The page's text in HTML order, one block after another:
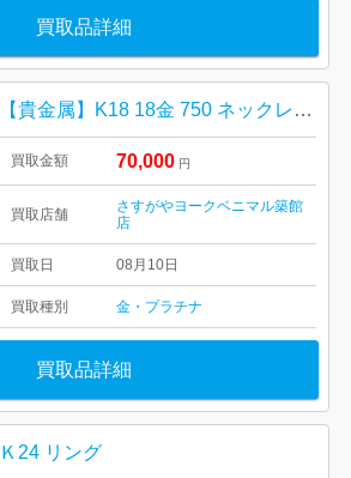
買取品詳細
【貴金属】K18 18金 750 ネックレス アクセサリー ジュエリー
買取金額 70,000 円
買取店舗
さすがやヨークベニマル築館
店
買取日 08月10日
買取種別 金・プラチナ
買取品詳細
Ｋ24 リング